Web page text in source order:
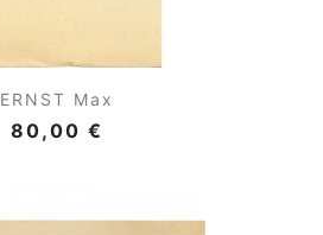
ERNST Max
80,00 €